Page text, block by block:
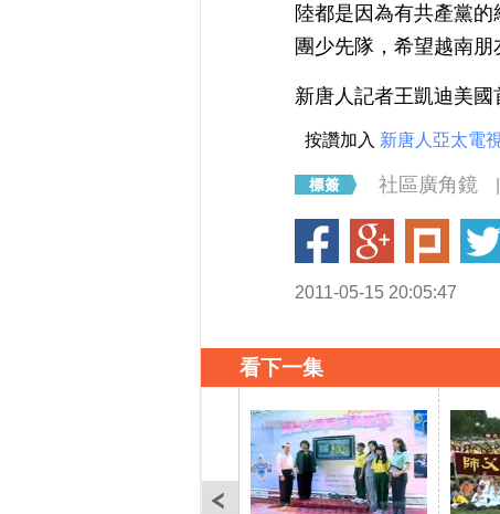
陸都是因為有共產黨
團少先隊，希望越南
新唐人記者王凱迪美國
按讚加入 新唐人亞太電
社區廣角鏡
2011-05-15 20:05:47
看下一集